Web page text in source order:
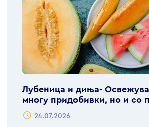
Лубеница и диња-
многу придобивки, но и со
24.07.2026